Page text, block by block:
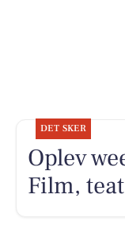
DET SKER
Oplev
Film,